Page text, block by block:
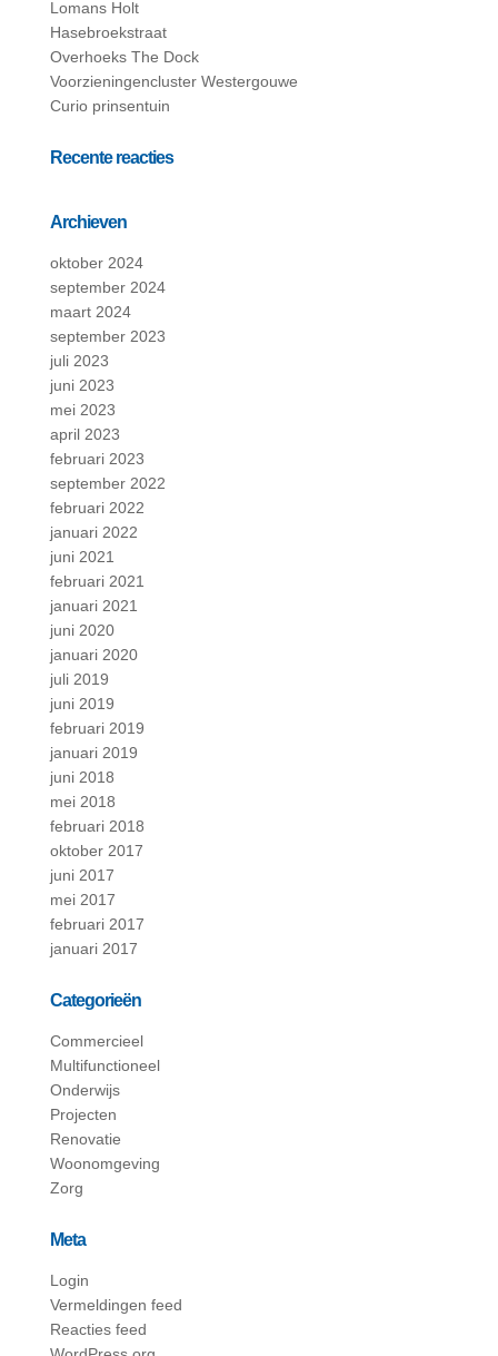
Lomans Holt
Hasebroekstraat
Overhoeks The Dock
Voorzieningencluster Westergouwe
Curio prinsentuin
Recente reacties
Archieven
oktober 2024
september 2024
maart 2024
september 2023
juli 2023
juni 2023
mei 2023
april 2023
februari 2023
september 2022
februari 2022
januari 2022
juni 2021
februari 2021
januari 2021
juni 2020
januari 2020
juli 2019
juni 2019
februari 2019
januari 2019
juni 2018
mei 2018
februari 2018
oktober 2017
juni 2017
mei 2017
februari 2017
januari 2017
Categorieën
Commercieel
Multifunctioneel
Onderwijs
Projecten
Renovatie
Woonomgeving
Zorg
Meta
Login
Vermeldingen feed
Reacties feed